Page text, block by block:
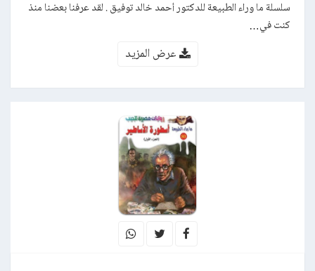
سلسلة ما وراء الطبيعة للدكتور أحمد خالد توفيق . لقد عرفنا بعضنا منذ
كنت في…
عرض المزيد